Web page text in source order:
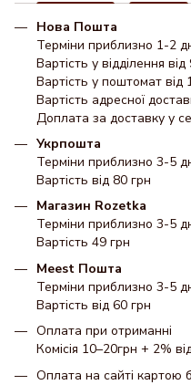
Нова Пошта
Терміни приблизно 1-2
Вартість у відділення
Вартість у поштомат від
Вартість адресної
Доплата за доставку у
Укрпошта
Терміни приблизно 3-5
Вартість від 80 грн
Магазин Rozetka
Терміни приблизно 3-5
Вартість 49 грн
Meest Пошта
Терміни приблизно 3-5
Вартість від 60 грн
Оплата при отриманні
Комісія 10–20грн + 2%
Оплата на сайті картою